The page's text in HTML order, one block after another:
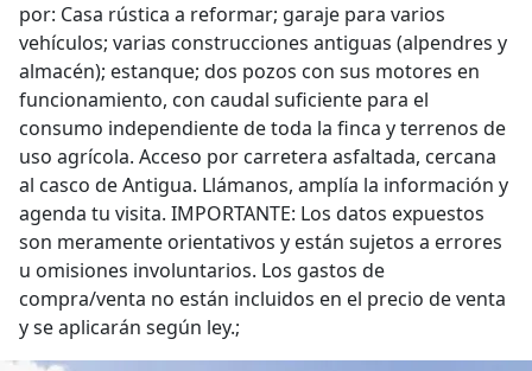
por: Casa rústica a reformar; garaje para varios
vehículos; varias construcciones antiguas (alpendres y
almacén); estanque; dos pozos con sus motores en
funcionamiento, con caudal suficiente para el
consumo independiente de toda la finca y terrenos de
uso agrícola. Acceso por carretera asfaltada, cercana
al casco de Antigua. Llámanos, amplía la información y
agenda tu visita. IMPORTANTE: Los datos expuestos
son meramente orientativos y están sujetos a errores
u omisiones involuntarios. Los gastos de
compra/venta no están incluidos en el precio de venta
y se aplicarán según ley.;